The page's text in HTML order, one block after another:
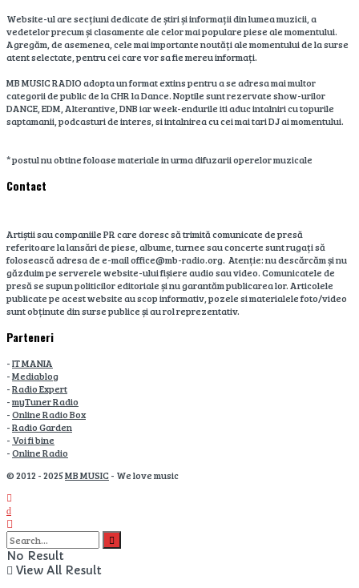
Website-ul are secțiuni dedicate de știri și informații din lumea muzicii, a
vedetelor precum și clasamente ale celor mai populare piese ale momentului.
Agregăm, de asemenea, cele mai importante noutăți ale momentului de la surse
atent selectate, pentru cei care vor sa fie mereu informați.
MB MUSIC RADIO adopta un format extins pentru a se adresa mai multor
categorii de public de la CHR la Dance. Noptile sunt rezervate show-urilor
DANCE, EDM, Alterantive, DNB iar week-endurile iti aduc intalniri cu topurile
saptamanii, podcasturi de interes, si intalnirea cu cei mai tari DJ ai momentului.
* postul nu obtine foloase materiale in urma difuzarii operelor muzicale
Contact
Artiștii sau companiile PR care doresc să trimită comunicate de presă
referitoare la lansări de piese, albume, turnee sau concerte sunt rugați să
folosească adresa de e-mail office@mb-radio.org. Atenție: nu descărcăm și nu
găzduim pe serverele website-ului fișiere audio sau video. Comunicatele de
presă se supun politicilor editoriale și nu garantăm publicarea lor. Articolele
publicate pe acest website au scop informativ, pozele si materialele foto/video
sunt obținute din surse publice și au rol reprezentativ.
Parteneri
-IT MANIA
-Mediablog
-Radio Expert
-myTuner Radio
-Online Radio Box
-Radio Garden
- Voi fi bine
-Online Radio
© 2012 - 2025MB MUSIC- We love music
No Result
View All Result